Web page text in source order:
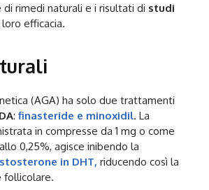
di rimedi naturali e i risultati di studi
efficacia.
(AGA) ha solo due trattamenti
: finasteride e minoxidil. La
in compresse da 1 mg o come
allo 0,25%, agisce inibendo la
in DHT, riducendo così la
follicolare.